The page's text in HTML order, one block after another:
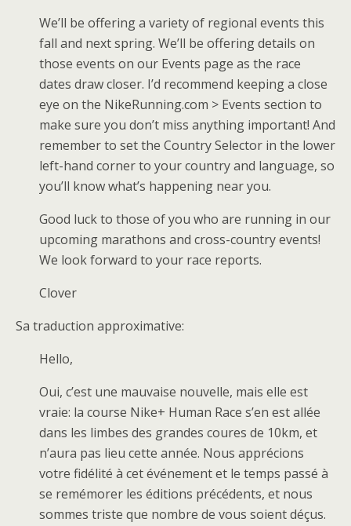
We’ll be offering a variety of regional events this
fall and next spring. We’ll be offering details on
those events on our Events page as the race
dates draw closer. I’d recommend keeping a close
eye on the NikeRunning.com > Events section to
make sure you don’t miss anything important! And
remember to set the Country Selector in the lower
left-hand corner to your country and language, so
you’ll know what’s happening near you.
Good luck to those of you who are running in our
upcoming marathons and cross-country events!
We look forward to your race reports.
Clover
Sa traduction approximative:
Hello,
Oui, c’est une mauvaise nouvelle, mais elle est
vraie: la course Nike+ Human Race s’en est allée
dans les limbes des grandes coures de 10km, et
n’aura pas lieu cette année. Nous apprécions
votre fidélité à cet événement et le temps passé à
se remémorer les éditions précédents, et nous
sommes triste que nombre de vous soient déçus.